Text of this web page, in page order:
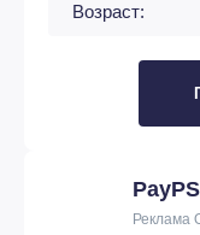
Возраст:
PayPS